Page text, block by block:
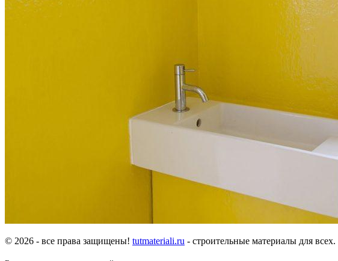
© 2026 - все права защищены! tutmateriali.ru - строительные материалы для всех.